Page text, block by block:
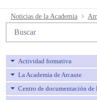
Ampliación de
Noticias de la Academia
Búsqueda web
Actividad formativa
La Academia de Arcaute
Centro de documentación de